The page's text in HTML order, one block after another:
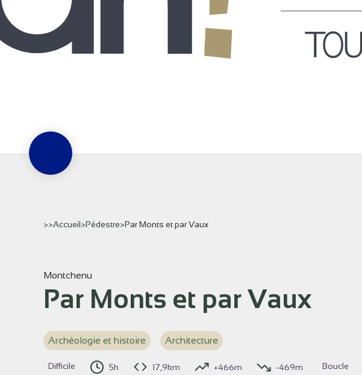
>>Accueil>Pédestre>Par Monts et par Vaux
Montchenu
Par Monts et par Vaux
Archéologie et histoire Architecture
Difficile 5h 17,9km +466m -469m Boucle